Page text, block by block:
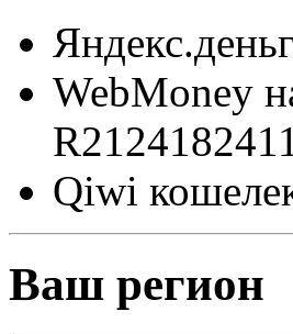
WebMoney
Qiwi
Ваш регион